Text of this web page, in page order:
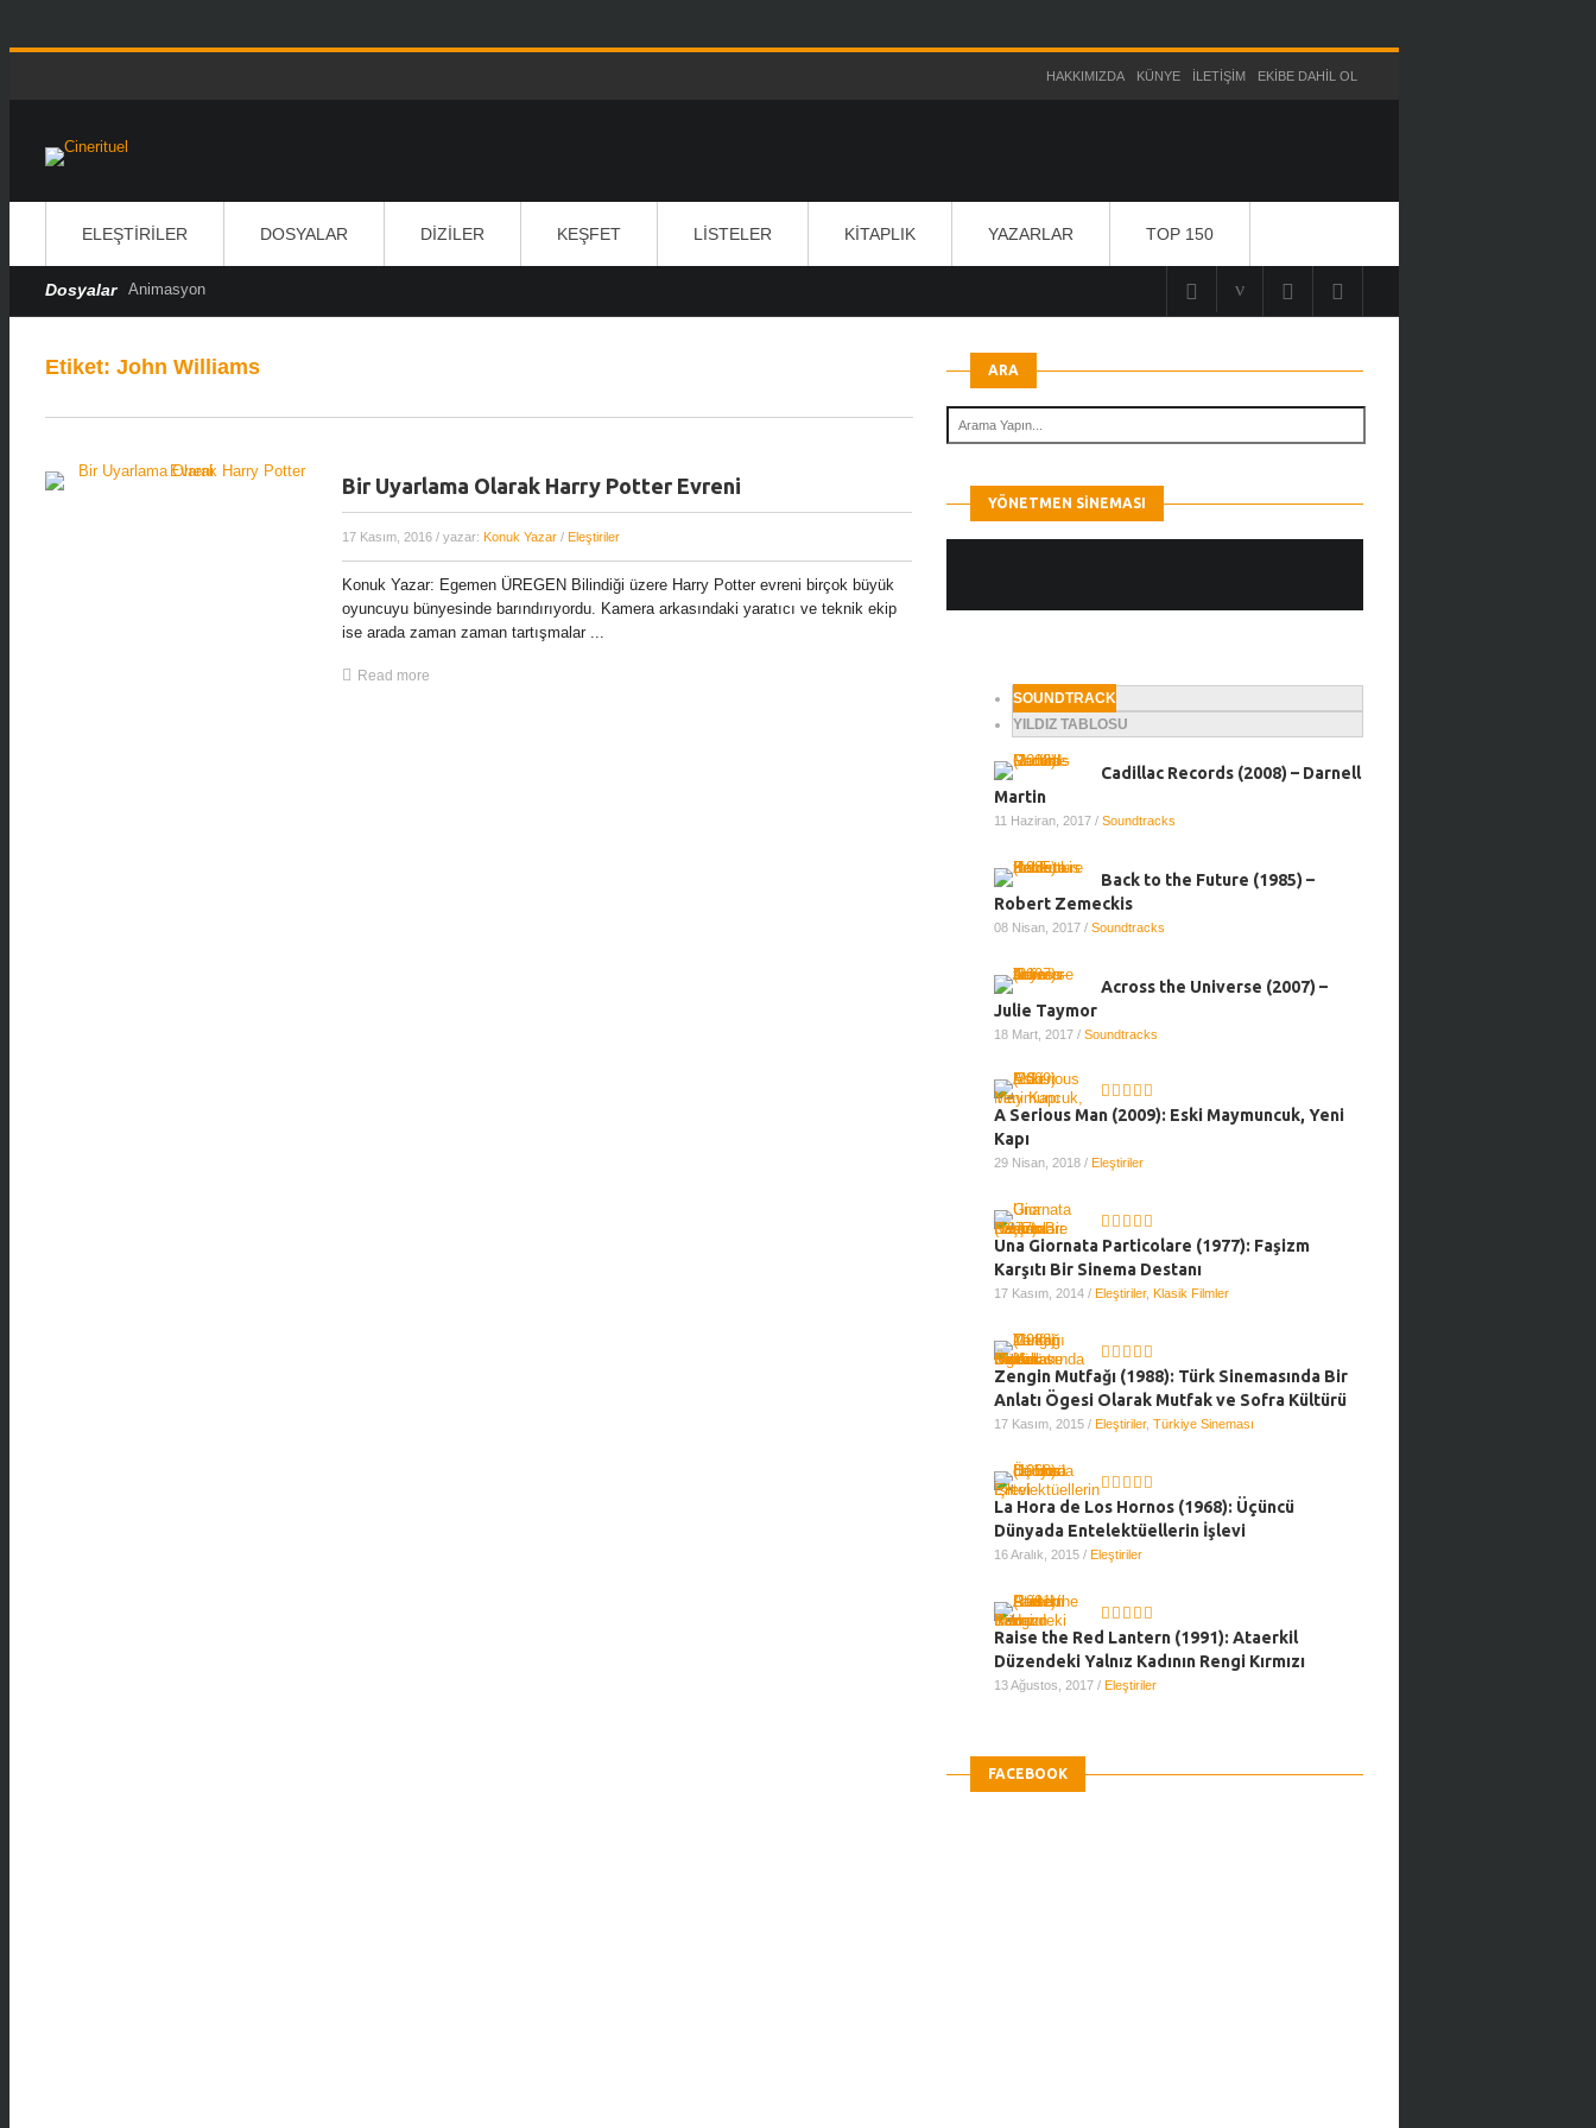
HAKKIMIZDA KÜNYE İLETIŞIM EKIBE DAHIL OL
ELEŞTIRILER DOSYALAR DIZILER KEŞFET LISTELER KITAPLIK YAZARLAR TOP 150
Dosyalar Animasyon
Etiket: John Williams
Bir Uyarlama Olarak Harry Potter Evreni
17 Kasım, 2016 / yazar: Konuk Yazar/ Eleştiriler
Konuk Yazar: Egemen ÜREGEN Bilindiği üzere Harry Potter evreni birçok büyük
oyuncuyu bünyesinde barındırıyordu. Kamera arkasındaki yaratıcı ve teknik ekip
ise arada zaman zaman tartışmalar ...
Read more
ARA
YÖNETMEN SINEMASI
SOUNDTRACK
YILDIZ TABLOSU
Cadillac Records (2008) – Darnell
Martin
11 Haziran, 2017 / Soundtracks
Back to the Future (1985) –
Robert Zemeckis
08 Nisan, 2017 / Soundtracks
Across the Universe (2007) –
Julie Taymor
18 Mart, 2017 / Soundtracks
A Serious Man (2009): Eski Maymuncuk, Yeni
Kapı
29 Nisan, 2018 / Eleştiriler
Una Giornata Particolare (1977): Faşizm
Karşıtı Bir Sinema Destanı
17 Kasım, 2014 / Eleştiriler, Klasik Filmler
Zengin Mutfağı (1988): Türk Sinemasında Bir
Anlatı Ögesi Olarak Mutfak ve Sofra Kültürü
17 Kasım, 2015 / Eleştiriler, Türkiye Sineması
La Hora de Los Hornos (1968): Üçüncü
Dünyada Entelektüellerin İşlevi
16 Aralık, 2015 / Eleştiriler
Raise the Red Lantern (1991): Ataerkil
Düzendeki Yalnız Kadının Rengi Kırmızı
13 Ağustos, 2017 / Eleştiriler
FACEBOOK